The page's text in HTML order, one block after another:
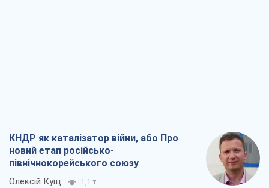
КНДР як каталізатор війни, або Про
новий етап російсько-
північнокорейського союзу
Олексій Кущ 1,1 т.